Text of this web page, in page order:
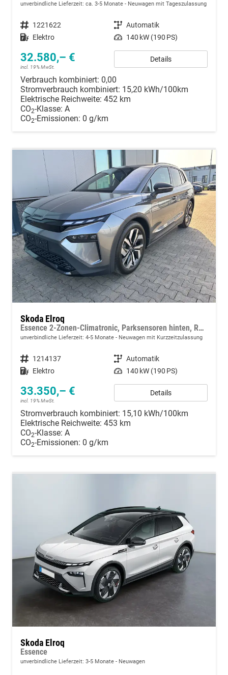
unverbindliche Lieferzeit: ca. 3-5 Monate Neuwagen mit Tageszulassung
Fahrzeugnummer 1221622 Getriebe Automatik
Kraftstoff Elektro Leistung 140 kW (190 PS)
32.580,– €
incl. 19% MwSt.
Details
Verbrauch kombiniert: 0,00
Stromverbrauch kombiniert: 15,20 kWh/100km
Elektrische Reichweite: 452 km
CO2-Klasse: A
CO2-Emissionen: 0 g/km
Skoda Elroq
Essence 2-Zonen-Climatronic, Parksensoren hinten, Rückfahrkamera, SunSet, Infotainment 13" + Smartlink, M-Lederlenkrad, Alarm, Dachreling
unverbindliche Lieferzeit: 4-5 Monate Neuwagen mit Kurzzeitzulassung
Fahrzeugnummer 1214137 Getriebe Automatik
Kraftstoff Elektro Leistung 140 kW (190 PS)
33.350,– €
incl. 19% MwSt.
Details
Stromverbrauch kombiniert: 15,10 kWh/100km
Elektrische Reichweite: 453 km
CO2-Klasse: A
CO2-Emissionen: 0 g/km
Skoda Elroq
Essence
unverbindliche Lieferzeit: 3-5 Monate Neuwagen